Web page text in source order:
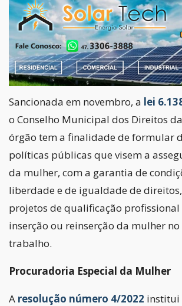
Sancionada em novembro, a lei
o Conselho Municipal dos Direitos
órgão tem a finalidade de formular
políticas públicas que visem a
da mulher, com a garantia de
liberdade e de igualdade de
projetos de qualificação
inserção ou reinserção da mulher
trabalho.
Procuradoria Especial da Mulher
A resolução número 4/2022 institui